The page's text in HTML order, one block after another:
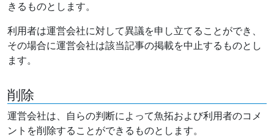
きるものとします。
利用者は運営会社に対して異議を申し立てることができ、
その場合に運営会社は該当記事の掲載を中止するものとし
ます。
削除
運営会社は、自らの判断によって魚拓および利用者のコメ
ントを削除することができるものとします。